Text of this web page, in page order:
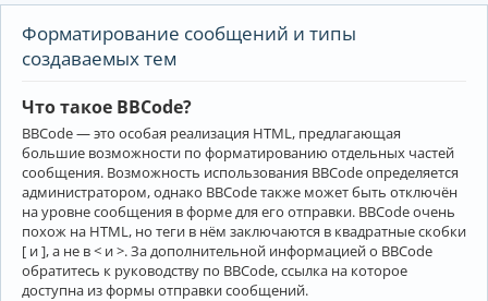
Форматирование сообщений и типы
создаваемых тем
Что такое BBCode?
BBCode — это особая реализация HTML, предлагающая
большие возможности по форматированию отдельных частей
сообщения. Возможность использования BBCode определяется
администратором, однако BBCode также может быть отключён
на уровне сообщения в форме для его отправки. BBCode очень
похож на HTML, но теги в нём заключаются в квадратные скобки
[ и ], а не в < и >. За дополнительной информацией о BBCode
обратитесь к руководству по BBCode, ссылка на которое
доступна из формы отправки сообщений.